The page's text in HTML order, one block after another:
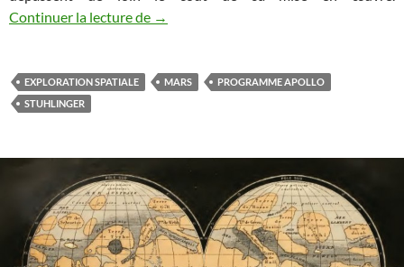
Continuer la lecture de
Les Chroniques de l’espace illustrées
→
EXPLORATION SPATIALE MARS
PROGRAMME APOLLO
STUHLINGER